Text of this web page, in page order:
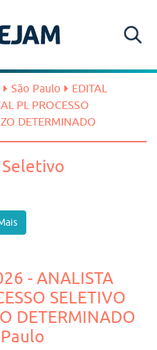
São Paulo
EDITAL
PL PROCESSO
DETERMINADO
- ANALISTA
SELETIVO
DETERMINADO